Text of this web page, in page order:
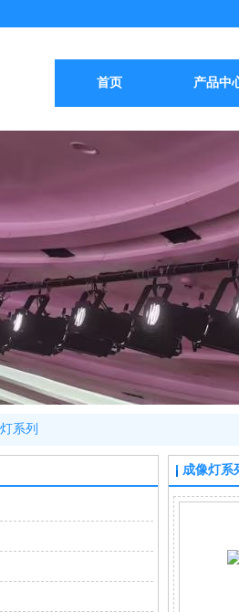
首页 产品中
系列
成像灯系